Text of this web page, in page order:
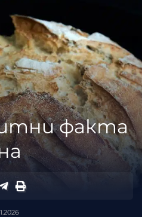
факта